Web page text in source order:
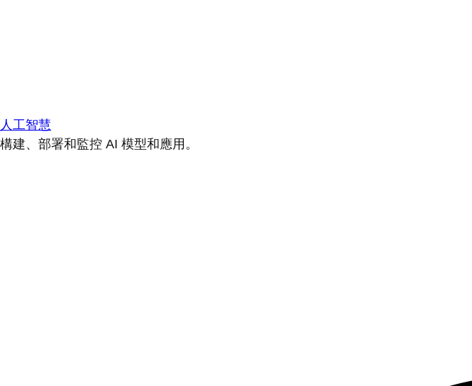
人工智慧
構建、部署和監控 AI 模型和應用。